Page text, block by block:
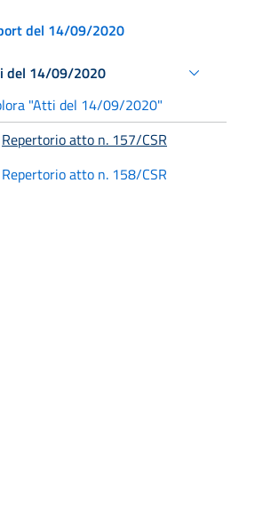
del 14/09/2020
del 14/09/2020
"Atti del 14/09/2020"
Repertorio atto n. 157/CSR
Repertorio atto n. 158/CSR